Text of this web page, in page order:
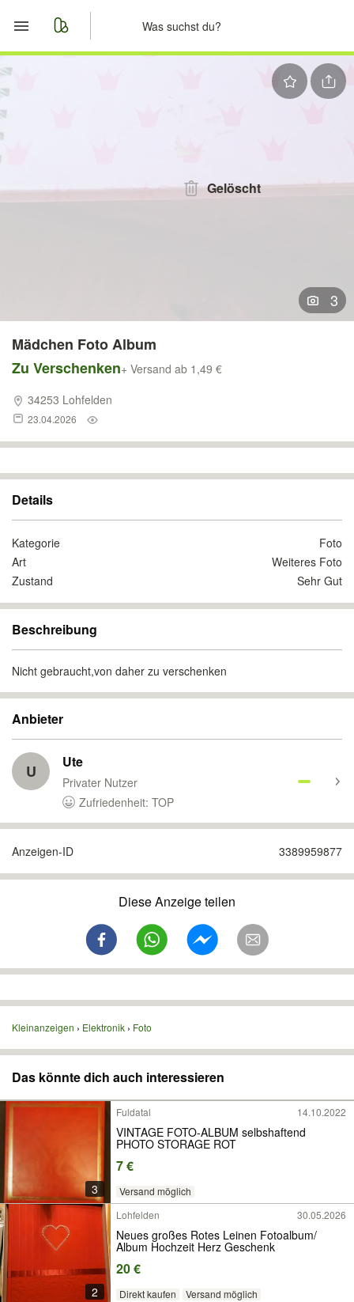
Anzeige aufgeben
Gelöscht
3
Mädchen Foto Album
Zu Verschenken+ Versand ab 1,49 €
34253 Lohfelden
23.04.2026
Details
Kategorie
Foto
Art
Weiteres Foto
Zustand
Sehr Gut
Beschreibung
Nicht gebraucht,von daher zu verschenken
Anbieter
U Ute
Privater Nutzer
Zufriedenheit: TOP
Anzeigen-ID 3389959877
Diese Anzeige teilen
Kleinanzeigen Elektronik Foto
Das könnte dich auch interessieren
3
Fuldatal 14.10.2022
VINTAGE FOTO-ALBUM selbshaftend
PHOTO STORAGE ROT
7 €
Versand möglich
2
Lohfelden 30.05.2026
Neues großes Rotes Leinen Fotoalbum/
Album Hochzeit Herz Geschenk
20 €
Direkt kaufen Versand möglich